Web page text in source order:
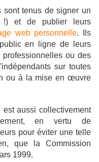
sont tenus de signer un
et de publier leurs
web personnelle. Ils
en ligne de leurs
ou des
sur toutes
ou à la mise en œuvre
aussi collectivement
en vertu de
pour éviter une telle
que la Commission
1999.